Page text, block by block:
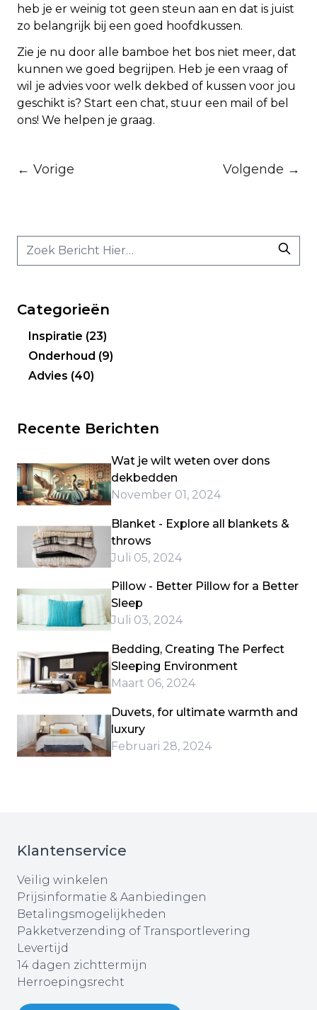
heb je er weinig tot geen steun aan en dat is juist
zo belangrijk bij een goed hoofdkussen.
Zie je nu door alle bamboe het bos niet meer, dat
kunnen we goed begrijpen. Heb je een vraag of
wil je advies voor welk dekbed of kussen voor jou
geschikt is? Start een chat, stuur een mail of bel
ons! We helpen je graag.
← Vorige Volgende →
Categorieën
Inspiratie (23)
Onderhoud (9)
Advies (40)
Recente Berichten
Wat je wilt weten over dons
dekbedden
November 01, 2024
Blanket - Explore all blankets &
throws
Juli 05, 2024
Pillow - Better Pillow for a Better
Sleep
Juli 03, 2024
Bedding, Creating The Perfect
Sleeping Environment
Maart 06, 2024
Duvets, for ultimate warmth and
luxury
Februari 28, 2024
Klantenservice
Veilig winkelen
Prijsinformatie & Aanbiedingen
Betalingsmogelijkheden
Pakketverzending of Transportlevering
Levertijd
14 dagen zichttermijn
Herroepingsrecht